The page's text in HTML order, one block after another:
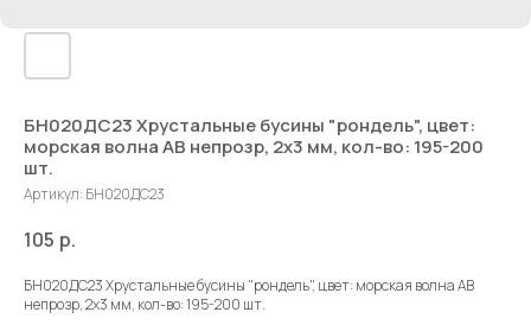
БН020ДС23 Хрустальные бусины "рондель", цвет:
морская волна AB непрозр, 2х3 мм, кол-во: 195-200
шт.
Артикул: БН020ДС23
105 р.
БН020ДС23 Хрустальные бусины "рондель", цвет: морская волна AB
непрозр, 2х3 мм, кол-во: 195-200 шт.